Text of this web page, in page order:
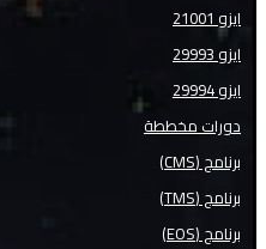
ايزو 21001
ايزو 29993
ايزو 29994
دورات مخططة
برنامج (CMS)
برنامج (TMS)
برنامج (EOS)